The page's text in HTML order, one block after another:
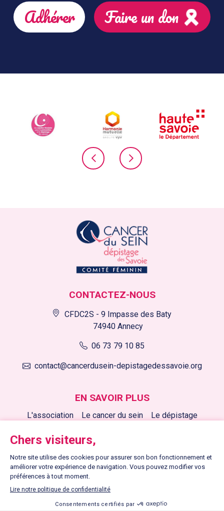
Adhérer Faire un don
CONTACTEZ-NOUS
CFDC2S - 9 Impasse des Baty
74940 Annecy
06 73 79 10 85
contact@cancerdusein-depistagedessavoie.org
EN SAVOIR PLUS
L'association Le cancer du sein
Le dépistage
LIENS UTILES
Contactez-nous